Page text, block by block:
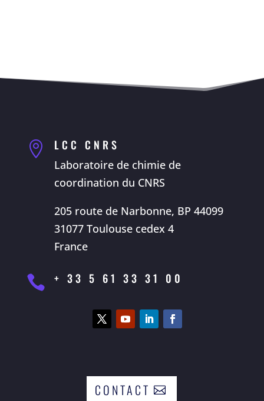
 LCC CNRS
Laboratoire de chimie de
coordination du CNRS
205 route de Narbonne, BP 44099
31077 Toulouse cedex 4
France
 + 33 5 61 33 31 00
CONTACT